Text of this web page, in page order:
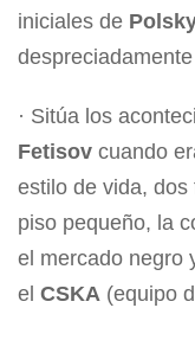
iniciales de
· Sitúa los
Fetisov cuando
estilo de vida,
piso pequeño, la
el mercado negro
el CSKA (equipo